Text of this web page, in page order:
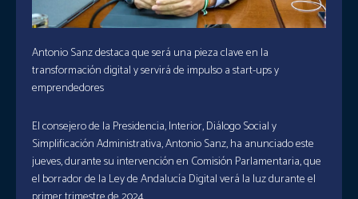
Antonio Sanz destaca que será una pieza clave en la
transformación digital y servirá de impulso a start-ups y
emprendedores
El consejero de la Presidencia, Interior, Diálogo Social y
Simplificación Administrativa, Antonio Sanz, ha anunciado este
jueves, durante su intervención en Comisión Parlamentaria, que
el borrador de la Ley de Andalucía Digital verá la luz durante el